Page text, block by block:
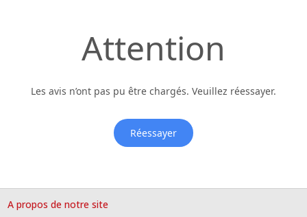
Attention
Les avis n’ont pas pu être chargés. Veuillez réessayer.
Réessayer
A propos de notre site